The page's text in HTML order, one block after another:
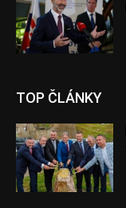
TOP ČLÁNKY